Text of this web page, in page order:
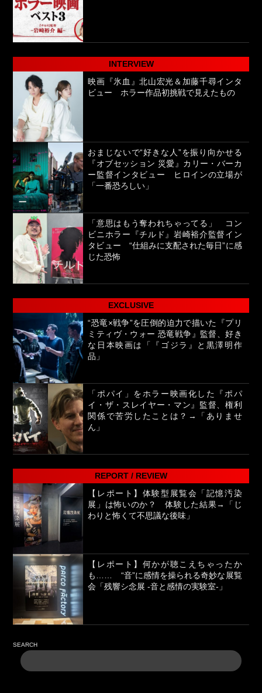
INTERVIEW
映画『氷血』北山宏光＆加藤千尋インタ
ビュー ホラー作品初挑戦で見えたもの
おまじないで“好きな人”を振り向かせる
『オブセッション 災愛』カリー・バーカ
ー監督インタビュー ヒロインの立場が
「一番恐ろしい」
「意思はもう奪われちゃってる」 コン
ビニホラー『チルド』岩崎裕介監督イン
タビュー “仕組みに支配された毎日”に感
じた恐怖
EXCLUSIVE
“恐竜×戦争”を圧倒的迫力で描いた『プリ
ミティヴ・ウォー 恐竜戦争』監督、好き
な日本映画は「『ゴジラ』と黒澤明作
品」
「ポパイ」をホラー映画化した『ポパ
イ・ザ・スレイヤー・マン』監督、権利
関係で苦労したことは？→「ありませ
ん」
REPORT / REVIEW
【レポート】体験型展覧会「記憶汚染
展」は怖いのか？ 体験した結果→「じ
わりと怖くて不思議な後味」
【レポート】何かが聴こえちゃったか
も…… “音”に感情を操られる奇妙な展覧
会「残響シ念展 -⾳と感情の実験室-」
SEARCH